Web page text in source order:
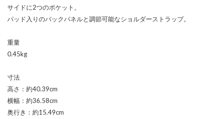
サイドに2つのポケット。
パッド入りのバックパネルと調節可能なショルダーストラップ。
重量
0.45kg
寸法
高さ：約40.39cm
横幅：約36.58cm
奥行き：約15.49cm